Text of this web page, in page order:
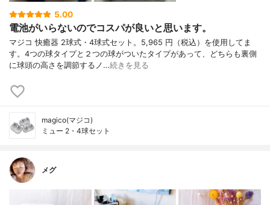
5.00
電池がいらないのでコスパが良いと思います。
マジコ 快癒器 2球式・4球式セット。5,965 円（税込）を使用してま
す。4つの球タイプと２つの球がついたタイプがあって、どちらも裏側
に球頭の高さを調節するノ…続きを見る
magico(マジコ)
ミュー 2・4球セット
メグ